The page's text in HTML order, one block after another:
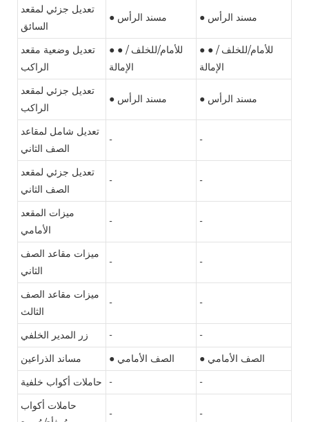
تعديل جزئي لمقعد
السائق
● مسند الرأس ● مسند الرأس
تعديل وضعية مقعد
الراكب
● للأمام/للخلف / ●
الإمالة
● للأمام/للخلف / ●
الإمالة
تعديل جزئي لمقعد
الراكب
● مسند الرأس ● مسند الرأس
تعديل شامل لمقاعد
الصف الثاني
- -
تعديل جزئي لمقعد
الصف الثاني
- -
ميزات المقعد
الأمامي
- -
ميزات مقاعد الصف
الثاني
- -
ميزات مقاعد الصف
الثالث
- -
زر المدير الخلفي -
-
مساند الذراعين
● الصف الأمامي
● الصف الأمامي
حاملات أكواب خلفية
-
-
حاملات أكواب
- -